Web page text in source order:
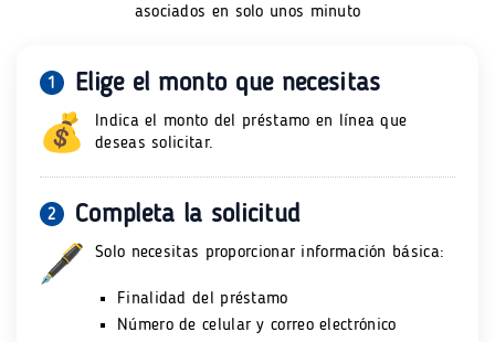
asociados en solo unos minuto
1 Elige el monto que necesitas
Indica el monto del préstamo en línea que
deseas solicitar.
2 Completa la solicitud
Solo necesitas proporcionar información básica:
Finalidad del préstamo
Número de celular y correo electrónico